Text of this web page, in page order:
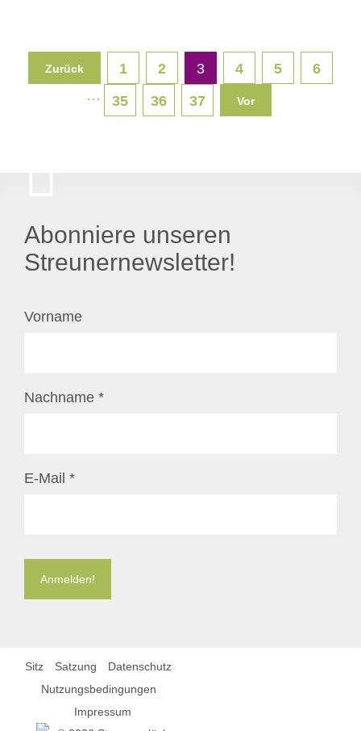
Zurück 1 2 3 4 5
6
···
35 36 37 Vor
Abonniere unseren
Streunernewsletter!
Vorname
Nachname *
E-Mail *
Sitz Satzung
Datenschutz
Nutzungsbedingungen
Impressum